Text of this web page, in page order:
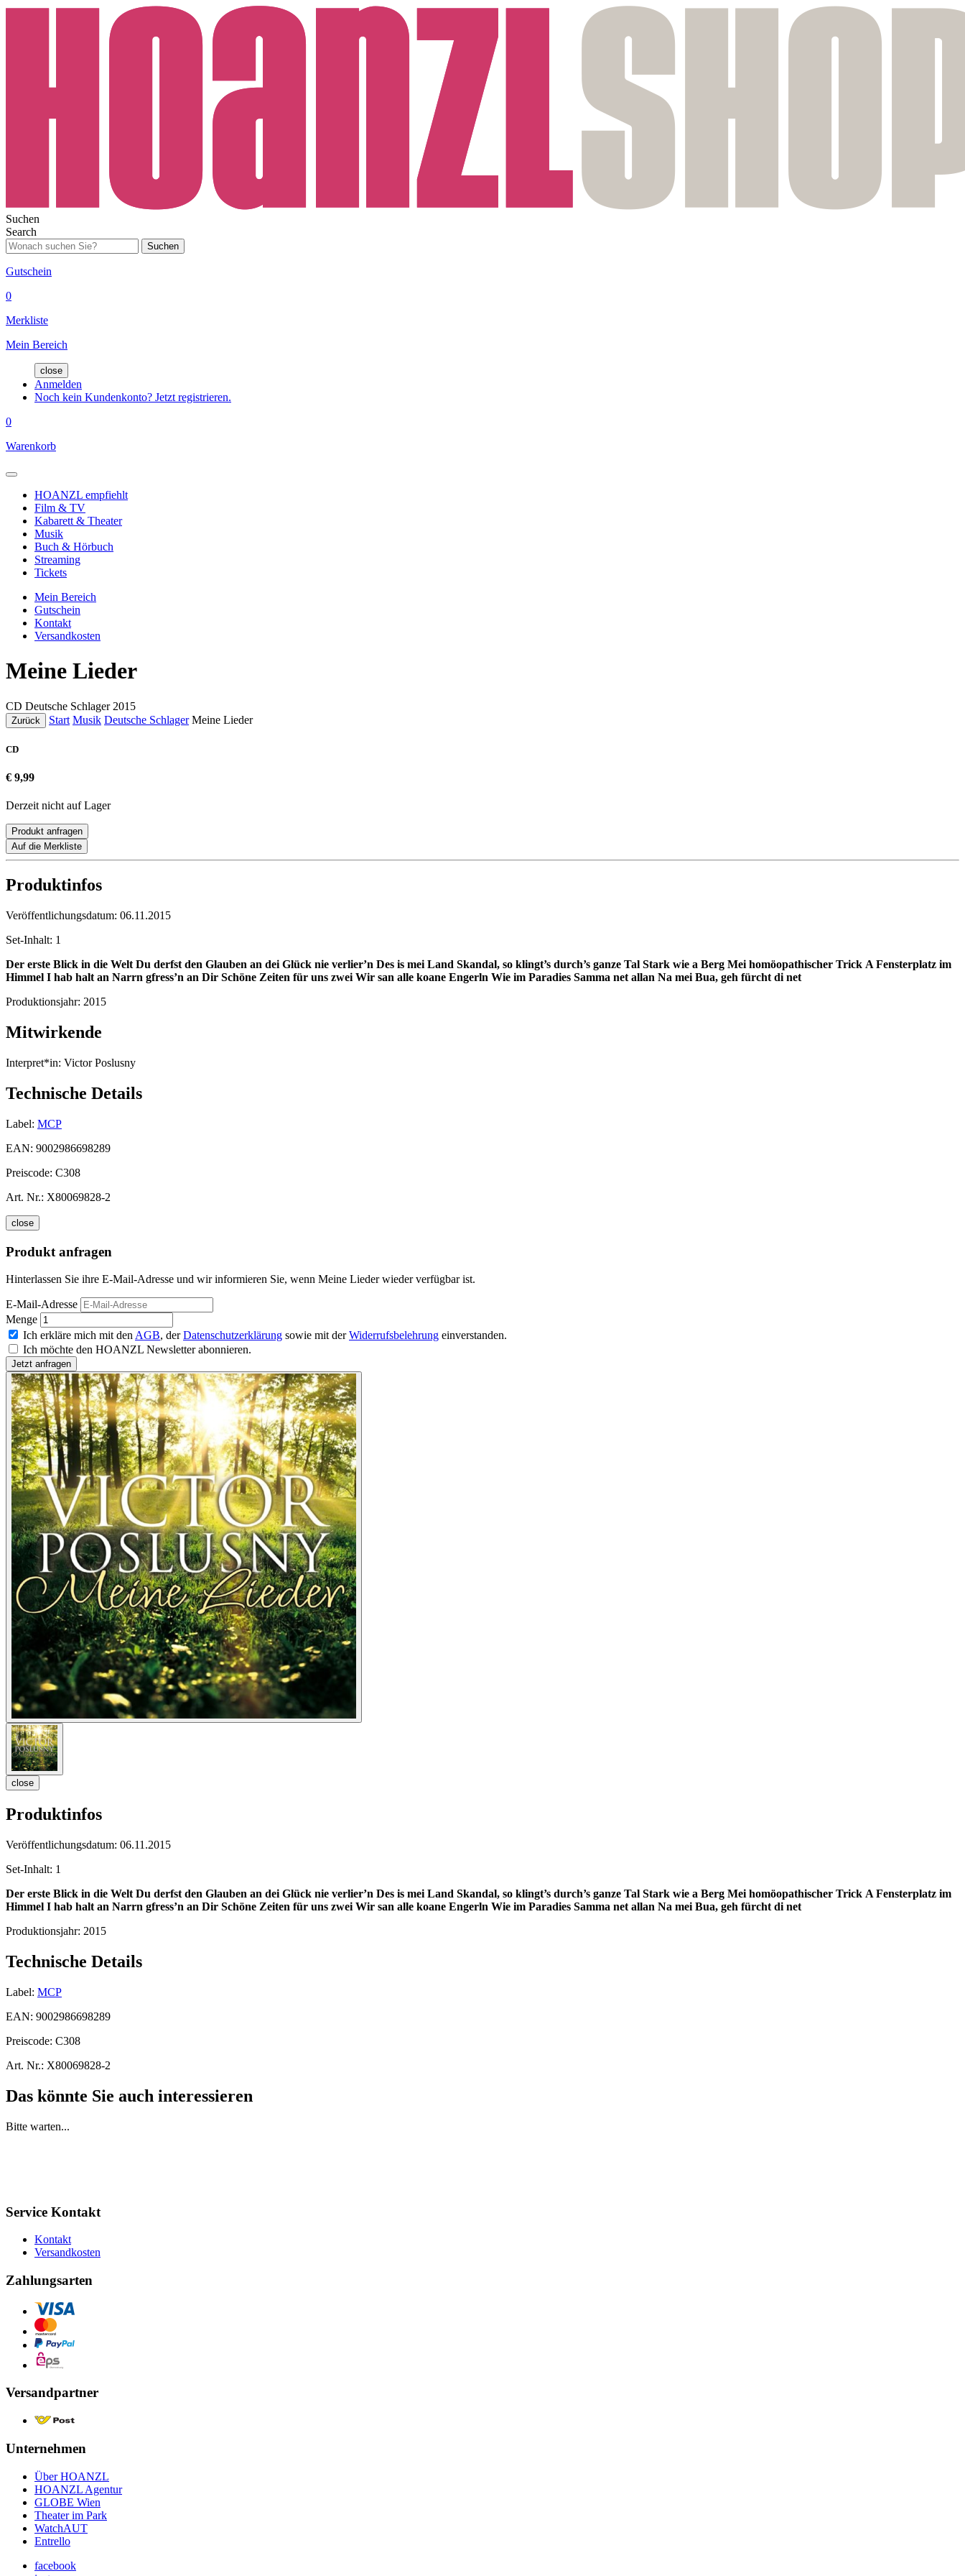
Suchen
Search
Suchen
Gutschein
0
Merkliste
Mein Bereich
close
Anmelden
Noch kein Kundenkonto? Jetzt registrieren.
0
Warenkorb
HOANZL empfiehlt
Film & TV
Kabarett & Theater
Musik
Buch & Hörbuch
Streaming
Tickets
Mein Bereich
Gutschein
Kontakt
Versandkosten
Meine Lieder
CD Deutsche Schlager 2015
Zurück Start Musik Deutsche Schlager Meine Lieder
CD
€ 9,99
Derzeit nicht auf Lager
Produkt anfragen
Auf die Merkliste
Produktinfos
Veröffentlichungsdatum: 06.11.2015
Set-Inhalt: 1
Der erste Blick in die Welt Du derfst den Glauben an dei Glück nie verlier’n Des is mei Land Skandal, so klingt’s durch’s ganze Tal Stark wie a Berg Mei homöopathischer Trick A Fensterplatz im
Himmel I hab halt an Narrn gfress’n an Dir Schöne Zeiten für uns zwei Wir san alle koane Engerln Wie im Paradies Samma net allan Na mei Bua, geh fürcht di net
Produktionsjahr: 2015
Mitwirkende
Interpret*in: Victor Poslusny
Technische Details
Label: MCP
EAN: 9002986698289
Preiscode: C308
Art. Nr.: X80069828-2
close
Produkt anfragen
Hinterlassen Sie ihre E-Mail-Adresse und wir informieren Sie, wenn Meine Lieder wieder verfügbar ist.
E-Mail-Adresse
Menge
Ich erkläre mich mit den AGB, derDatenschutzerklärung sowie mit derWiderrufsbelehrung einverstanden.
Ich möchte den HOANZL Newsletter abonnieren.
close
Produktinfos
Veröffentlichungsdatum: 06.11.2015
Set-Inhalt: 1
Der erste Blick in die Welt Du derfst den Glauben an dei Glück nie verlier’n Des is mei Land Skandal, so klingt’s durch’s ganze Tal Stark wie a Berg Mei homöopathischer Trick A Fensterplatz im
Himmel I hab halt an Narrn gfress’n an Dir Schöne Zeiten für uns zwei Wir san alle koane Engerln Wie im Paradies Samma net allan Na mei Bua, geh fürcht di net
Produktionsjahr: 2015
Technische Details
Label: MCP
EAN: 9002986698289
Preiscode: C308
Art. Nr.: X80069828-2
Das könnte Sie auch interessieren
Bitte warten...
Service Kontakt
Kontakt
Versandkosten
Zahlungsarten
Versandpartner
Unternehmen
Über HOANZL
HOANZL Agentur
GLOBE Wien
Theater im Park
WatchAUT
Entrello
facebook